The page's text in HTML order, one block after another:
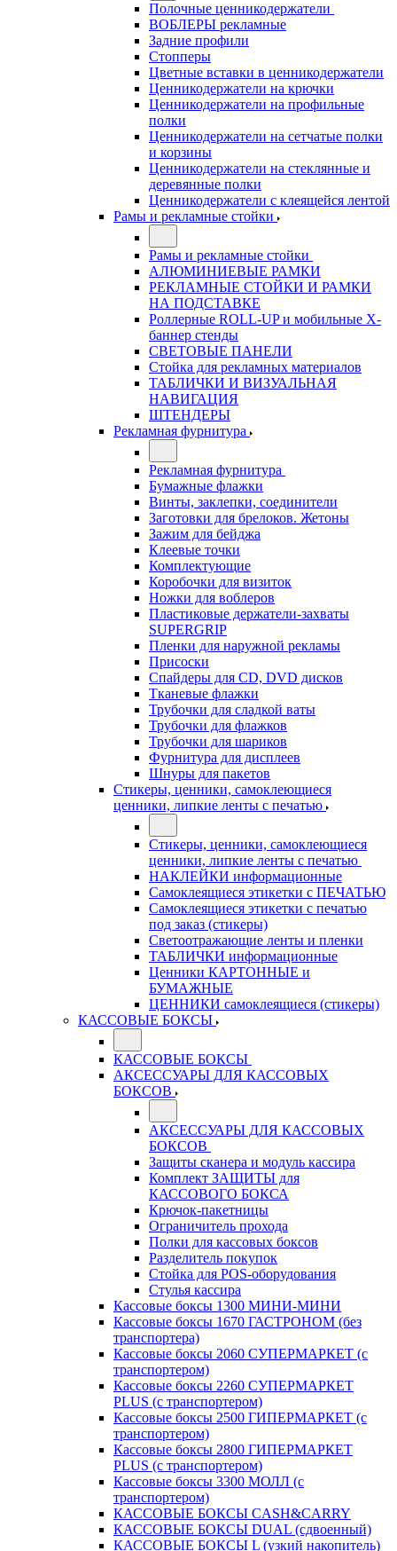
Полочные ценникодержатели
ВОБЛЕРЫ рекламные
Задние профили
Стопперы
Цветные вставки в ценникодержатели
Ценникодержатели на крючки
Ценникодержатели на профильные
полки
Ценникодержатели на сетчатые полки
и корзины
Ценникодержатели на стеклянные и
деревянные полки
Ценникодержатели с клеящейся лентой
Рамы и рекламные стойки
Рамы и рекламные стойки
АЛЮМИНИЕВЫЕ РАМКИ
РЕКЛАМНЫЕ СТОЙКИ И РАМКИ
НА ПОДСТАВКЕ
Роллерные ROLL-UP и мобильные X-
баннер стенды
СВЕТОВЫЕ ПАНЕЛИ
Стойка для рекламных материалов
ТАБЛИЧКИ И ВИЗУАЛЬНАЯ
НАВИГАЦИЯ
ШТЕНДЕРЫ
Рекламная фурнитура
Рекламная фурнитура
Бумажные флажки
Винты, заклепки, соединители
Заготовки для брелоков. Жетоны
Зажим для бейджа
Клеевые точки
Комплектующие
Коробочки для визиток
Ножки для воблеров
Пластиковые держатели-захваты
SUPERGRIP
Пленки для наружной рекламы
Присоски
Спайдеры для CD, DVD дисков
Тканевые флажки
Трубочки для сладкой ваты
Трубочки для флажков
Трубочки для шариков
Фурнитура для дисплеев
Шнуры для пакетов
Стикеры, ценники, самоклеющиеся
ценники, липкие ленты с печатью
Стикеры, ценники, самоклеющиеся
ценники, липкие ленты с печатью
НАКЛЕЙКИ информационные
Самоклеящиеся этикетки с ПЕЧАТЬЮ
Самоклеящиеся этикетки с печатью
под заказ (стикеры)
Светоотражающие ленты и пленки
ТАБЛИЧКИ информационные
Ценники КАРТОННЫЕ и
БУМАЖНЫЕ
ЦЕННИКИ самоклеящиеся (стикеры)
КАССОВЫЕ БОКСЫ
КАССОВЫЕ БОКСЫ
АКСЕССУАРЫ ДЛЯ КАССОВЫХ
БОКСОВ
АКСЕССУАРЫ ДЛЯ КАССОВЫХ
БОКСОВ
Защиты сканера и модуль кассира
Комплект ЗАЩИТЫ для
КАССОВОГО БОКСА
Крючок-пакетницы
Ограничитель прохода
Полки для кассовых боксов
Разделитель покупок
Стойка для POS-оборудования
Стулья кассира
Кассовые боксы 1300 МИНИ-МИНИ
Кассовые боксы 1670 ГАСТРОНОМ (без
транспортера)
Кассовые боксы 2060 СУПЕРМАРКЕТ (с
транспортером)
Кассовые боксы 2260 СУПЕРМАРКЕТ
PLUS (с транспортером)
Кассовые боксы 2500 ГИПЕРМАРКЕТ (с
транспортером)
Кассовые боксы 2800 ГИПЕРМАРКЕТ
PLUS (с транспортером)
Кассовые боксы 3300 МОЛЛ (с
транспортером)
КАССОВЫЕ БОКСЫ CASH&CARRY
КАССОВЫЕ БОКСЫ DUAL (сдвоенный)
КАССОВЫЕ БОКСЫ L (узкий накопитель)